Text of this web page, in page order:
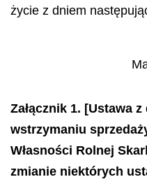
życie z dniem
Załącznik 1. [Ustawa
wstrzymaniu
Własności Rolnej
zmianie niektórych